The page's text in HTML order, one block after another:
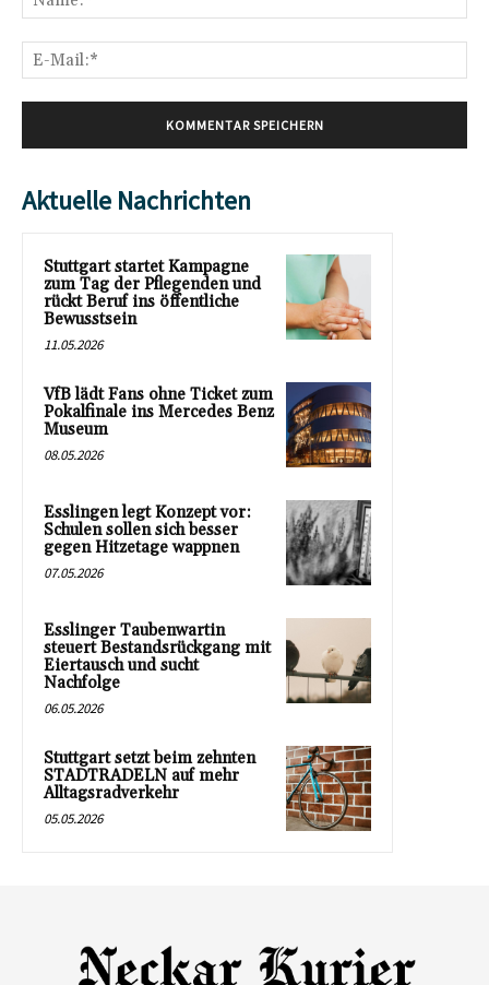
Aktuelle Nachrichten
Stuttgart startet Kampagne
zum Tag der Pflegenden und
rückt Beruf ins öffentliche
Bewusstsein
11.05.2026
VfB lädt Fans ohne Ticket zum
Pokalfinale ins Mercedes Benz
Museum
08.05.2026
Esslingen legt Konzept vor:
Schulen sollen sich besser
gegen Hitzetage wappnen
07.05.2026
Esslinger Taubenwartin
steuert Bestandsrückgang mit
Eiertausch und sucht
Nachfolge
06.05.2026
Stuttgart setzt beim zehnten
STADTRADELN auf mehr
Alltagsradverkehr
05.05.2026